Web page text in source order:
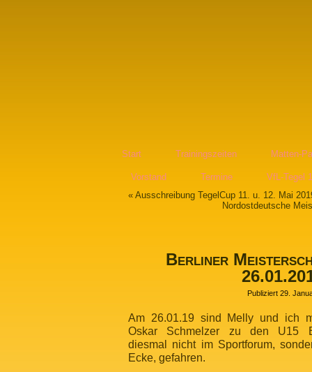
Start Trainingszeiten Matten-
Vorstand Termine
VfL-Tegel
« Ausschreibung TegelCup 11. u. 12. Mai
Nordostdeutsche
Berliner
Publiziert 29.
Am 26.01.19 sind Melly und ich
Oskar Schmelzer zu den U15
diesmal nicht im Sportforum,
Ecke, gefahren.